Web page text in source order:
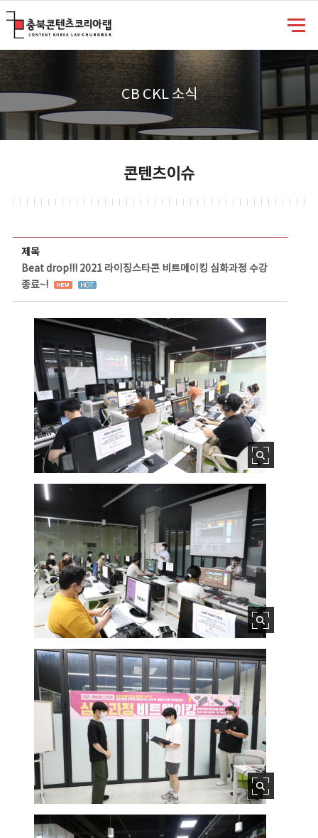
CB CKL 소식
콘텐츠이슈
제목
Beat drop!!! 2021 라이징스타콘 비트메이킹 심화과정 수강
종료~!